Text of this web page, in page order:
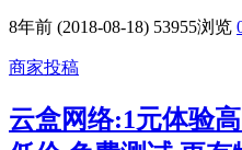
8年前 (2018-08-18) 53955浏览
商家投稿
云盒网络:1元体验